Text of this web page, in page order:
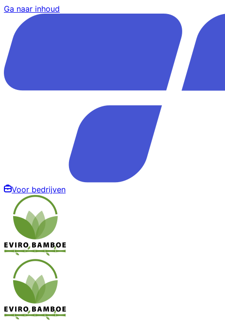
Ga naar inhoud
Voor bedrijven